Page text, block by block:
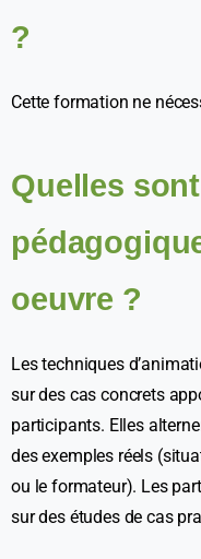
?
Cette formation ne
Quelles
oeuvre ?
Les techniques
sur des cas concrets
participants. Elles
des exemples réels
ou le formateur). Les
sur des études de cas